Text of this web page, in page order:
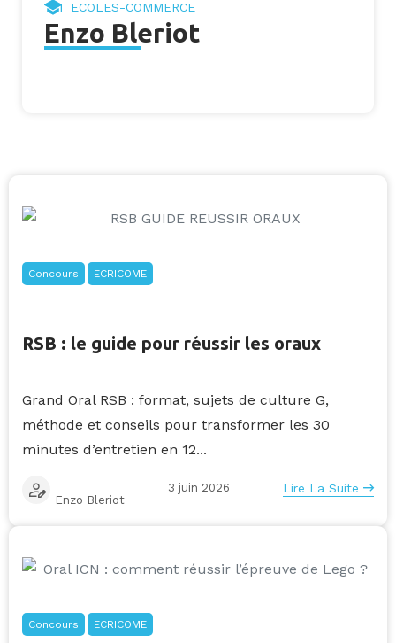
ECOLES-COMMERCE
Enzo Bleriot
Concours ECRICOME
RSB : le guide pour réussir les oraux
Grand Oral RSB : format, sujets de culture G,
méthode et conseils pour transformer les 30
minutes d’entretien en 12...
Enzo Bleriot
3 juin 2026 Lire La Suite
Concours ECRICOME